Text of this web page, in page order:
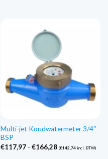
Multi-jet Koudwatermeter 3/4″
BSP
€117,97 - €166,28Prijsklasse:
€117,97
(€142,74incl. BTW)